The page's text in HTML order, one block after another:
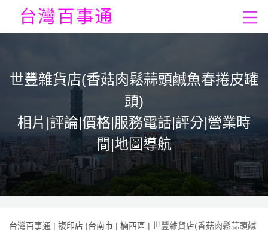
世豐雜貨店(香菇肉鬆蒜頭鹹魚春捲皮罐
頭)
相片|評論|價格|服務電話|評分|營業時
間|地圖導航
台灣百事通 | 複印店 |台南市 | 楠西區 | 世豐雜貨店(香菇肉鬆蒜頭鹹